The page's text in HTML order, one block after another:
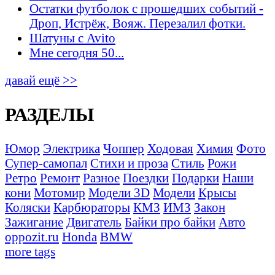
Остатки футболок с прошедших событий -
Дроп, Истрёж, Вояж. Перезалил фотки.
Шатуны с Avito
Мне сегодня 50...
давай ещё >>
РАЗДЕЛЫ
Юмор Электрика Чоппер Ходовая Химия Фото
Супер-самопал Стихи и проза Стиль Рожи
Ретро Ремонт Разное Поездки Подарки Наши
кони Мотомир Модели 3D Модели Крысы
Коляски Карбюраторы КМЗ ИМЗ Закон
Зажигание Двигатель Байки про байки Авто
oppozit.ru Honda BMW
more tags